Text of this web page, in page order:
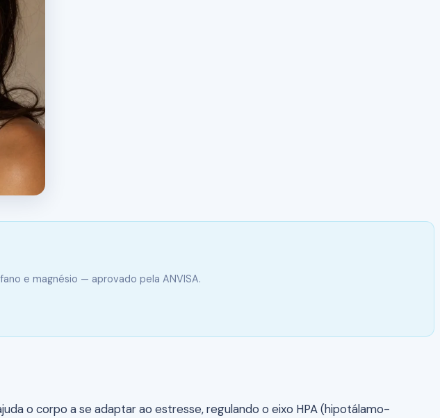
e magnésio — aprovado pela ANVISA.
o corpo a se adaptar ao estresse, regulando o eixo HPA (hipotálamo-